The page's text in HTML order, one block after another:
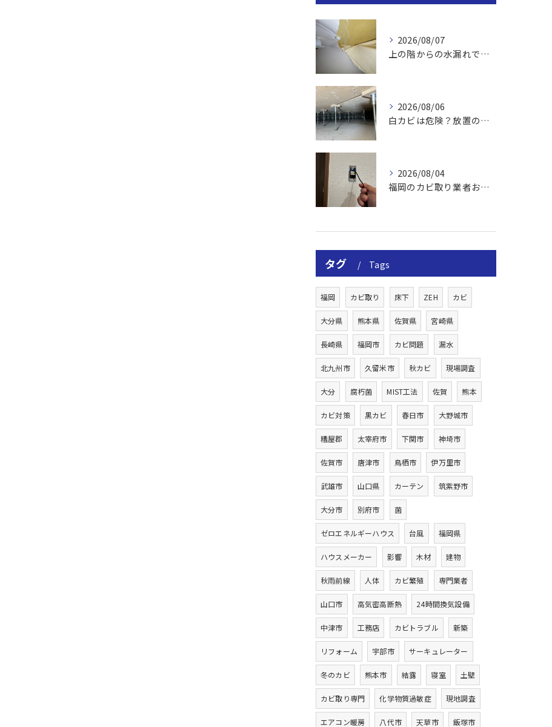
2026/08/07
上の階からの水漏れでカビ｜対処法と業者
2026/08/06
白カビは危険？放置のリスクと取り方
2026/08/04
福岡のカビ取り業者おすすめの選び方と費用
タグ Tags
福岡 カビ取り 床下 ZEH カビ
大分県 熊本県 佐賀県 宮崎県
長崎県 福岡市 カビ問題 漏水
北九州市 久留米市 秋カビ 現場調査
大分 腐朽菌 MIST工法 佐賀 熊本
カビ対策 黒カビ 春日市 大野城市
糟屋郡 太宰府市 下関市 神埼市
佐賀市 唐津市 鳥栖市 伊万里市
武雄市 山口県 カーテン 筑紫野市
大分市 別府市 菌
ゼロエネルギーハウス 台風 福岡県
ハウスメーカー 影響 木材 建物
秋雨前線 人体 カビ繁殖 専門業者
山口市 高気密高断熱 24時間換気設備
中津市 工務店 カビトラブル 新築
リフォーム 宇部市 サーキュレーター
冬のカビ 熊本市 結露 寝室 土壁
カビ取り専門 化学物質過敏症 現地調査
エアコン暖房 八代市 天草市 飯塚市